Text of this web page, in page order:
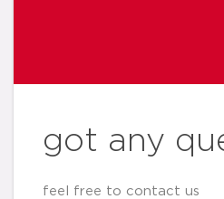
got any
feel free to contact us